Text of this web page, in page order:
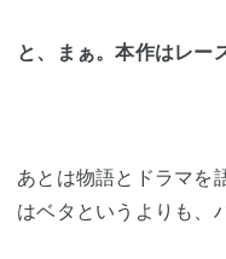
と、まぁ。本作はレー
あとは物語とドラマを
はベタというよりも、